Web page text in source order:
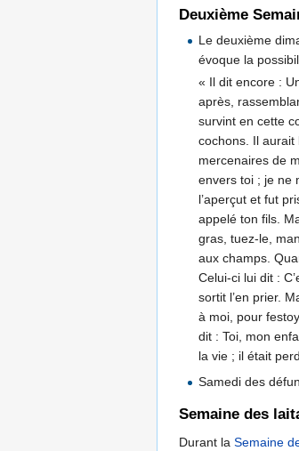
Deuxième
Le deuxième
évoque la
« Il dit encore :
après,
survint en cette
cochons. Il
mercenaires de
envers toi ; je ne
l’aperçut et fut
appelé ton fils.
gras, tuez-le,
aux champs.
Celui-ci lui dit :
sortit l’en prier.
à moi, pour
dit : Toi, mon
la vie ; il était
Samedi des
Semaine des
Durant la Semaine